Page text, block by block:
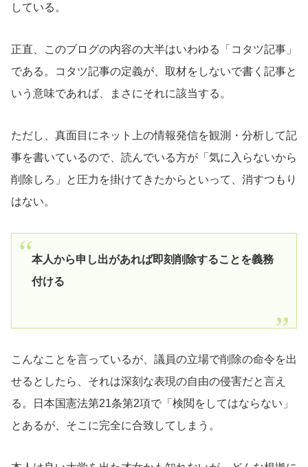
している。
正直、このブログの内容の大半はいわゆる「コタツ記事」
である。コタツ記事の定義が、取材をしないで書く記事と
いう意味であれば、まさにそれに該当する。
ただし、真面目にネット上の情報発信を観測・分析して記
事を書いているので、読んでいる方が「気に入らないから
削除しろ」と圧力を掛けてきたからといって、消すつもり
はない。
本人から申し出があれば即刻削除することを義務
付ける
こんなことを言っているが、議員の立場で削除の命令を出
せるとしたら、それは深刻な表現の自由の侵害だと言え
る。日本国憲法第21条第2項で「検閲をしてはならない」
とあるが、そこに完全に合致してしまう。